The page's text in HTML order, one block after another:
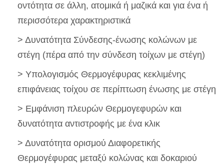
οντότητα σε άλλη, ατομικά ή μαζικά και για ένα ή
περισσότερα χαρακτηριστικά
> Δυνατότητα Σύνδεσης-ένωσης κολώνων με
στέγη (πέρα από την σύνδεση τοίχων με στέγη)
> Υπολογισμός Θερμογέφυρας κεκλιμένης
επιφάνειας τοίχου σε περίπτωση ένωσης με στέγη
> Εμφάνιση πλευρών Θερμογεφυρών και
δυνατότητα αντιστροφής με ένα κλικ
> Δυνατότητα ορισμού Διαφορετικής
Θερμογέφυρας μεταξύ κολώνας και δοκαριού